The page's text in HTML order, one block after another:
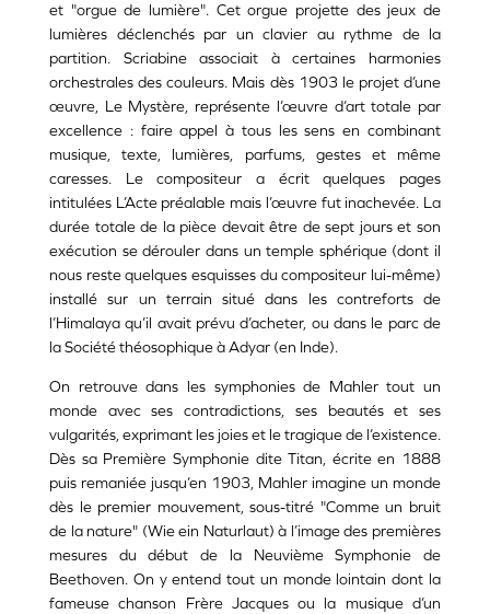
et "orgue de lumière". Cet orgue projette des jeux de
lumières déclenchés par un clavier au rythme de la
partition. Scriabine associait à certaines harmonies
orchestrales des couleurs. Mais dès 1903 le projet d’une
œuvre, Le Mystère, représente l’œuvre d’art totale par
excellence : faire appel à tous les sens en combinant
musique, texte, lumières, parfums, gestes et même
caresses. Le compositeur a écrit quelques pages
intitulées L’Acte préalable mais l’œuvre fut inachevée. La
durée totale de la pièce devait être de sept jours et son
exécution se dérouler dans un temple sphérique (dont il
nous reste quelques esquisses du compositeur lui-même)
installé sur un terrain situé dans les contreforts de
l’Himalaya qu’il avait prévu d’acheter, ou dans le parc de
la Société théosophique à Adyar (en Inde).
On retrouve dans les symphonies de Mahler tout un
monde avec ses contradictions, ses beautés et ses
vulgarités, exprimant les joies et le tragique de l’existence.
Dès sa Première Symphonie dite Titan, écrite en 1888
puis remaniée jusqu’en 1903, Mahler imagine un monde
dès le premier mouvement, sous-titré "Comme un bruit
de la nature" (Wie ein Naturlaut) à l’image des premières
mesures du début de la Neuvième Symphonie de
Beethoven. On y entend tout un monde lointain dont la
fameuse chanson Frère Jacques ou la musique d’un